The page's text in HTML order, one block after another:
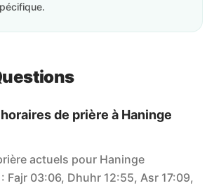
de prière à Haninge
actuels pour Haninge
Fajr 03:06, Dhuhr 12:55, Asr 17:09,